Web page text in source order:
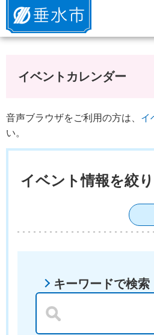
垂水市
イベントカレンダー
音声ブラウザをご利用の方は、 イ
い。
イベント情報を絞
キーワードで検索